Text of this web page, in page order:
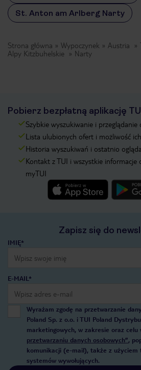
St. Anton am Arlberg Narty
Strona główna Wypoczynek Austria
Alpy Kitzbuhelskie
Narty
Pobierz bezpłatną aplikację TUI
Szybkie wyszukiwanie i przeglądanie
Lista ulubionych ofert i możliwość
Historia wyszukiwań i ostatnio
Kontakt z TUI i wszystkie informacje
myTUI
Zapisz się do
IMIĘ*
E-MAIL*
Wyrażam zgodę na przetwarzanie
Poland Sp. z o.o. i TUI Poland
marketingowych, w zakresie oraz celu
przetwarzaniu danych osobowych”,
komunikacji (e-mail), także z użyciem
systemów wywołujących.